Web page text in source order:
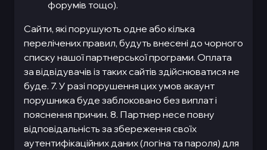
форумів тощо).
Сайти, які порушують одне або кілька
перелічених правил, будуть внесені до чорного
списку нашої партнерської програми. Оплата
за відвідувачів із таких сайтів здійснюватися не
буде. 7. У разі порушення цих умов акаунт
порушника буде заблоковано без виплат і
пояснення причин. 8. Партнер несе повну
відповідальність за збереження своїх
аутентифікаційних даних (логіна та пароля) для